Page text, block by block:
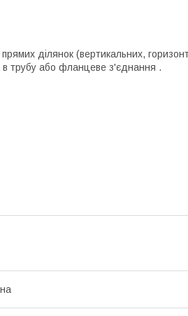
ділянок (вертикальних,
в трубу або фланцеве з'єднання .